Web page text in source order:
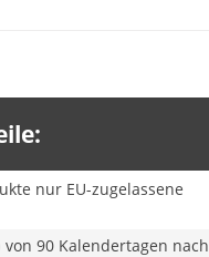
nur EU-zugelassene
90 Kalendertagen nach